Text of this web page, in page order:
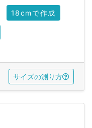
18cmで作成
サイズの測り方